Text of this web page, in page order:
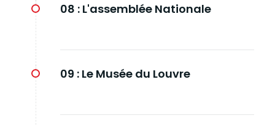
08 : L'assemblée Nationale
09 : Le Musée du Louvre